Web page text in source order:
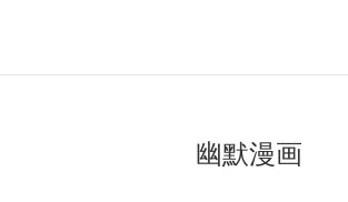
幽默漫画